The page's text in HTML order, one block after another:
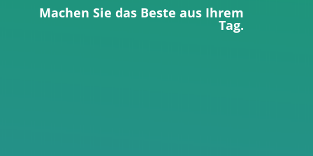
Machen Sie das Beste aus Ihrem
Tag.